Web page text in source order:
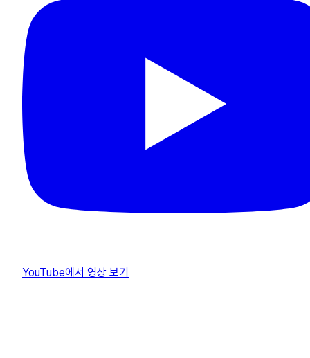
YouTube에서 영상 보기